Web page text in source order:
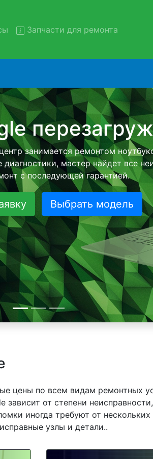
Запчасти для ремонта
Google с
сервис
в сервисный центр и
заберет Ваш ноутбук для
стоимость ремонта останется
видеотехники обратно.
Выбрать модель
цены по всем видам ремонтных
от степени
иногда требуют от
узлы и детали..